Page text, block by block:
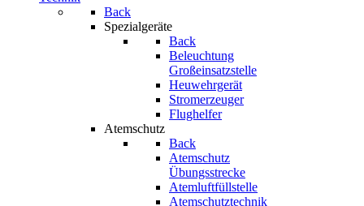
Back
Spezialgeräte
Back
Beleuchtung
Großeinsatzstelle
Heuwehrgerät
Stromerzeuger
Flughelfer
Atemschutz
Back
Atemschutz
Übungsstrecke
Atemluftfüllstelle
Atemschutztechnik